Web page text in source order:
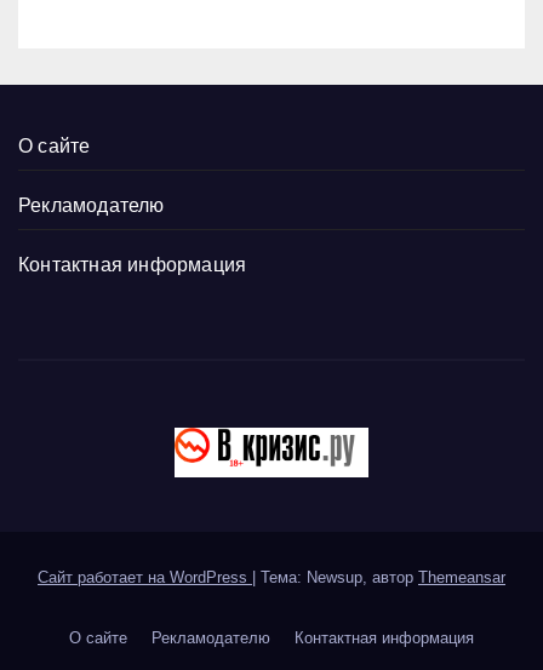
О сайте
Рекламодателю
Контактная информация
Сайт работает на WordPress Тема: Newsup, автор Themeansar
О сайте Рекламодателю Контактная информация